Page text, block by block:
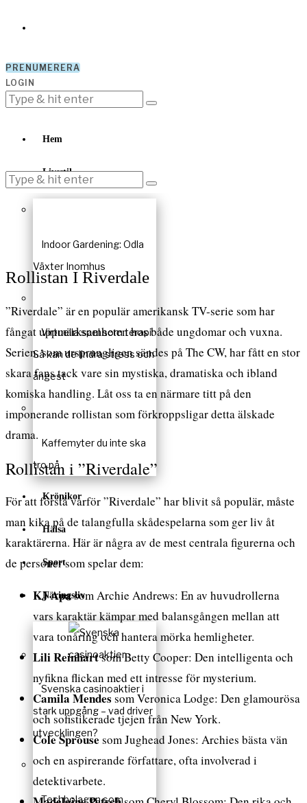
PRENUMERERA
LOGIN
Hem
Livsstil
Indoor Gardening: Odla
Växter Inomhus
Virtuella spel som terapi:
Så kan de lindra stress och
ångest
Kaffemyter du inte ska
tro på
Krönikor
Hälsa
Sport
Näringsliv
Svenska casinoaktier i
stark uppgång – vad driver
utvecklingen?
Techbolagen som
Rollistan I Riverdale
”Riverdale” är en populär amerikansk TV-serie som har
fångat uppmärksamheten hos både ungdomar och vuxna.
Serien, som ursprungligen sändes på The CW, har fått en stor
skara fans tack vare sin mystiska, dramatiska och ibland
komiska handling. Låt oss ta en närmare titt på den
imponerande rollistan som förkroppsligar detta älskade
drama.
Rollistan i ”Riverdale”
För att förstå varför ”Riverdale” har blivit så populär, måste
man kika på de talangfulla skådespelarna som ger liv åt
karaktärerna. Här är några av de mest centrala figurerna och
de personer som spelar dem:
KJ Apasom Archie Andrews: En av huvudrollerna
vars karaktär kämpar med balansgången mellan att
vara tonåring och hantera mörka hemligheter.
Lili Reinhartsom Betty Cooper: Den intelligenta och
nyfikna flickan med ett intresse för mysterium.
Camila Mendes som Veronica Lodge: Den glamourösa
och sofistikerade tjejen från New York.
Cole Sprouse som Jughead Jones: Archies bästa vän
och en aspirerande författare, ofta involverad i
detektivarbete.